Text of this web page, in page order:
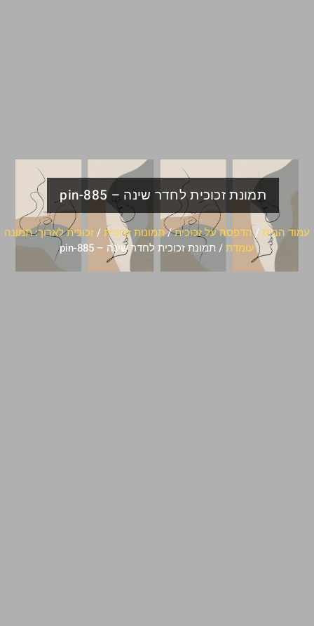
תמונת זכוכית לחדר שינה – pin-885
עמוד הבית /הדפסה על זכוכית/תמונות זכוכית/זכוכית לארוך: תמונה
עומדת/ תמונת זכוכית לחדר שינה – pin-885